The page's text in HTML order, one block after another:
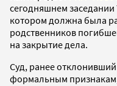
сегодняшнем заседании
котором должна была
родственников
на закрытие дела.
Суд, ранее
формальным признакам,